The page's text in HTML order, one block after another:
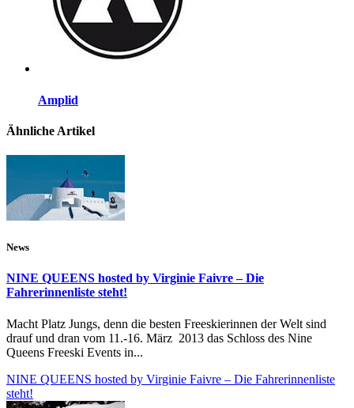
Amplid
Ähnliche Artikel
News
NINE QUEENS hosted by Virginie Faivre – Die
Fahrerinnenliste steht!
Macht Platz Jungs, denn die besten Freeskierinnen der Welt sind
drauf und dran vom 11.-16. März 2013 das Schloss des Nine
Queens Freeski Events in...
NINE QUEENS hosted by Virginie Faivre – Die Fahrerinnenliste
steht!